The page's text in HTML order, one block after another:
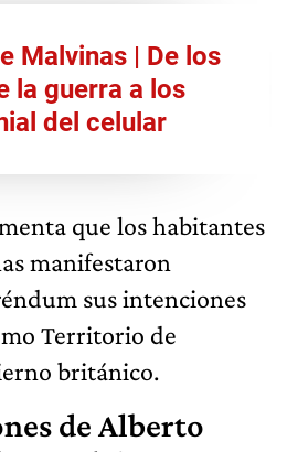
Malvinas | De los
la guerra a los
del celular
que los habitantes
manifestaron
sus intenciones
Territorio de
británico.
de Alberto